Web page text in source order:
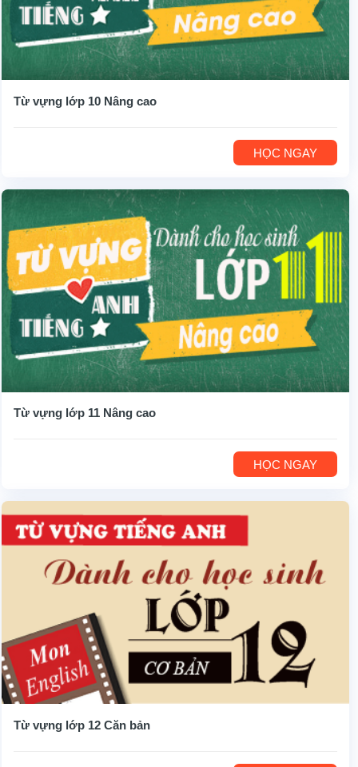
Từ vựng lớp 10 Nâng cao
HỌC NGAY
Từ vựng lớp 11 Nâng cao
HỌC NGAY
Từ vựng lớp 12 Căn bản